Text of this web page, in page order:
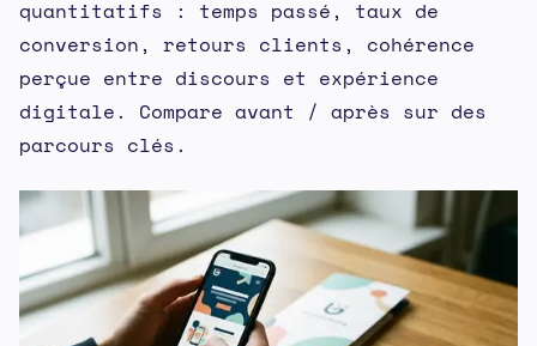
quantitatifs : temps passé, taux de
conversion, retours clients, cohérence
perçue entre discours et expérience
digitale. Compare avant / après sur des
parcours clés.